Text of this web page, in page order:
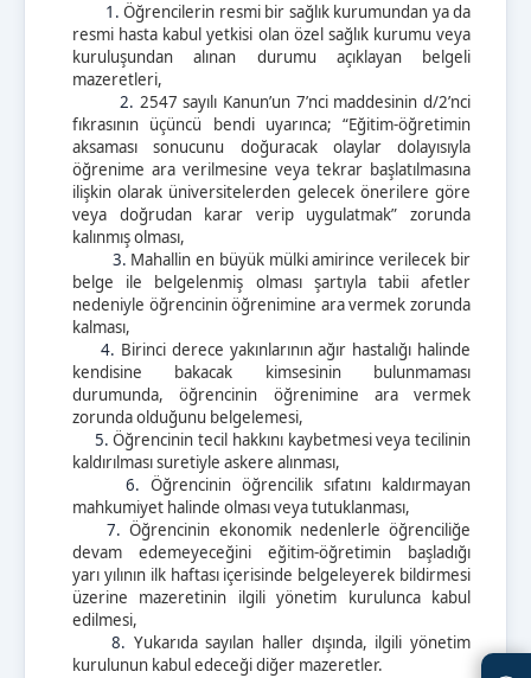
1. Öğrencilerin resmi bir sağlık kurumundan ya da
resmi hasta kabul yetkisi olan özel sağlık kurumu veya
kuruluşundan alınan durumu açıklayan belgeli
mazeretleri,
2. 2547 sayılı Kanun’un 7’nci maddesinin d/2’nci
fıkrasının üçüncü bendi uyarınca; “Eğitim-öğretimin
aksaması sonucunu doğuracak olaylar dolayısıyla
öğrenime ara verilmesine veya tekrar başlatılmasına
ilişkin olarak üniversitelerden gelecek önerilere göre
veya doğrudan karar verip uygulatmak” zorunda
kalınmış olması,
3. Mahallin en büyük mülki amirince verilecek bir
belge ile belgelenmiş olması şartıyla tabii afetler
nedeniyle öğrencinin öğrenimine ara vermek zorunda
kalması,
4. Birinci derece yakınlarının ağır hastalığı halinde
kendisine bakacak kimsesinin bulunmaması
durumunda, öğrencinin öğrenimine ara vermek
zorunda olduğunu belgelemesi,
5.Öğrencinin tecil hakkını kaybetmesi veya tecilinin
kaldırılması suretiyle askere alınması,
6. Öğrencinin öğrencilik sıfatını kaldırmayan
mahkumiyet halinde olması veya tutuklanması,
7.Öğrencinin ekonomik nedenlerle öğrenciliğe
devam edemeyeceğini eğitim-öğretimin başladığı
yarı yılının ilk haftası içerisinde belgeleyerek bildirmesi
üzerine mazeretinin ilgili yönetim kurulunca kabul
edilmesi,
8. Yukarıda sayılan haller dışında, ilgili yönetim
kurulunun kabul edeceği diğer mazeretler.